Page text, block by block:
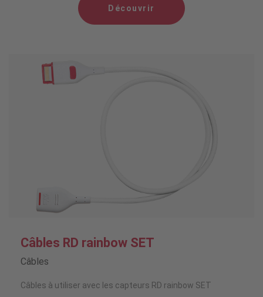
Découvrir
Câbles RD rainbow SET
Câbles
Câbles à utiliser avec les capteurs RD rainbow SET